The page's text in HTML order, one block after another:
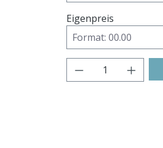
Eigenpreis
Produkt